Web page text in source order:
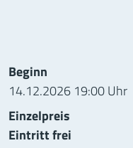
Informationen
Beginn
14.12.2026 19:00 Uhr
Einzelpreis
Eintritt frei